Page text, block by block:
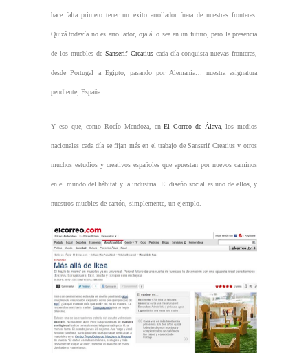
hace falta primero tener un éxito arrollador fuera de nuestras fronteras.
Quizá todavía no es arrollador, ojalá lo sea en un futuro, pero la presencia
de los muebles deSanserif Creatiuscada día conquista nuevas fronteras,
desde Portugal a Egipto, pasando por Alemania… nuestra asignatura
pendiente; España.
Y eso que, como Rocío Mendoza, enEl Correo de Álava, los medios
nacionales cada día se fijan más en el trabajo de Sanserif Creatius y otros
muchos estudios y creativos españoles que apuestan por nuevos caminos
en el mundo del hábitat y la industria. El diseño social es uno de ellos, y
nuestros muebles de cartón, simplemente, un ejemplo.